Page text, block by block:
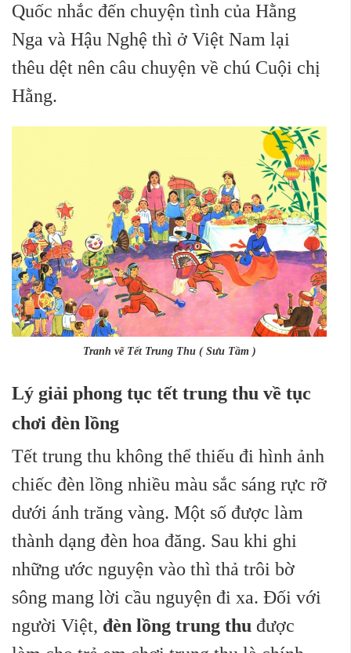
Quốc nhắc đến chuyện tình của Hằng
Nga và Hậu Nghệ thì ở Việt Nam lại
thêu dệt nên câu chuyện về chú Cuội chị
Hằng.
Tranh vẽ Tết Trung Thu ( Sưu Tầm )
Lý giải phong tục tết trung thu về tục
chơi đèn lồng
Tết trung thu không thể thiếu đi hình ảnh
chiếc đèn lồng nhiều màu sắc sáng rực rỡ
dưới ánh trăng vàng. Một số được làm
thành dạng đèn hoa đăng. Sau khi ghi
những ước nguyện vào thì thả trôi bờ
sông mang lời cầu nguyện đi xa. Đối với
người Việt, đèn lồng trung thu được